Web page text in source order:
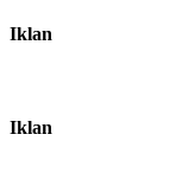
Iklan
Iklan